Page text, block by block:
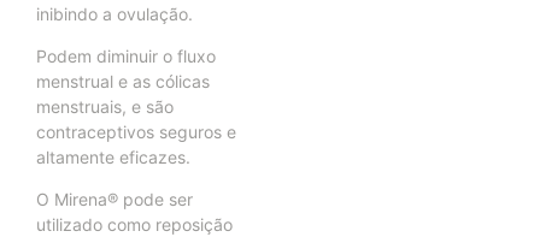
inibindo a ovulação.
Podem diminuir o fluxo
menstrual e as cólicas
menstruais, e são
contraceptivos seguros e
altamente eficazes.
O Mirena® pode ser
utilizado como reposição